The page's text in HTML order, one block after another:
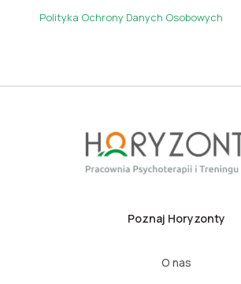
Polityka Ochrony Danych Osobowych
Poznaj Horyzonty
O nas